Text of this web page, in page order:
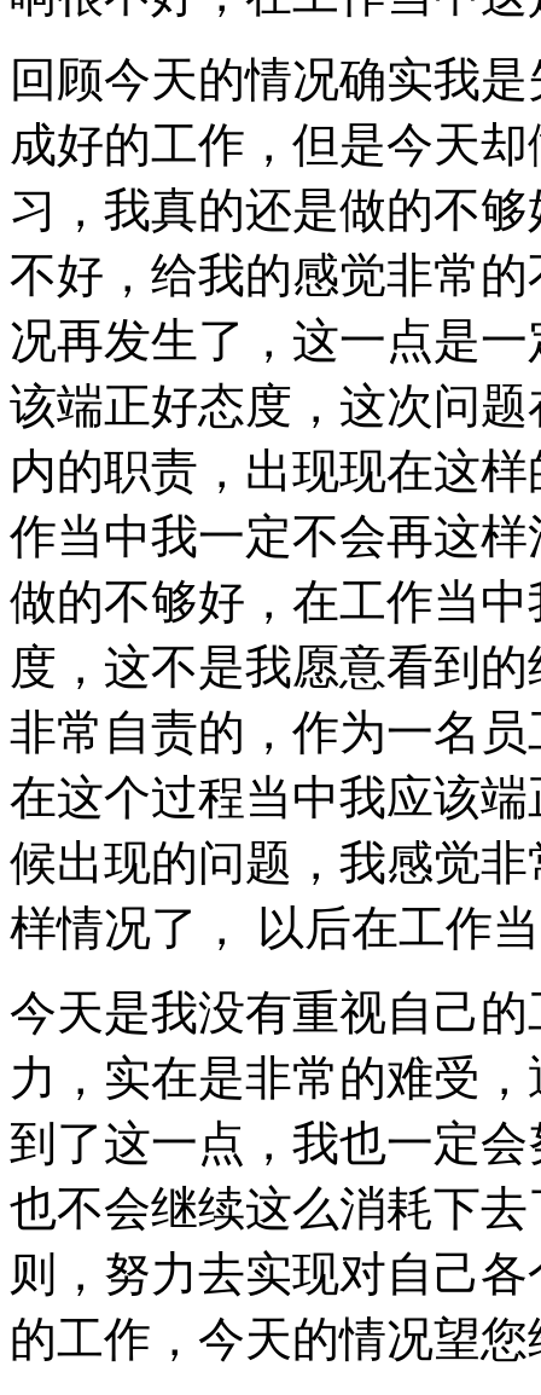
回顾今天的情况确实我
成好的工作，但是今天
习，我真的还是做的不
不好，给我的感觉非常
况再发生了，这一点是
该端正好态度，这次问
内的职责，出现现在这
作当中我一定不会再这
做的不够好，在工作当
度，这不是我愿意看到
非常自责的，作为一名
在这个过程当中我应该
候出现的问题，我感觉
样情况了， 以后在工作
今天是我没有重视自己
力，实在是非常的难受
到了这一点，我也一定
也不会继续这么消耗下
则，努力去实现对自己
的工作，今天的情况望